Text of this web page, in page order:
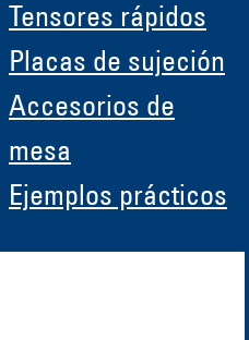
Tensores rápidos
Placas de sujeción
Accesorios de
mesa
Ejemplos prácticos